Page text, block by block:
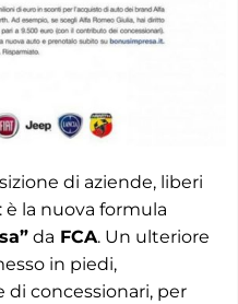
di aziende, liberi
è la nuova formula
da FCA. Un ulteriore
in piedi,
concessionari, per